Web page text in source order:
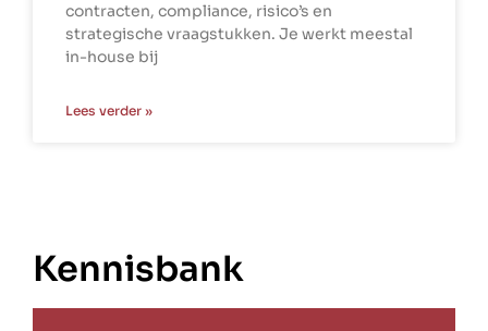
contracten, compliance, risico’s en
strategische vraagstukken. Je werkt meestal
in-house bij
Lees verder »
Kennisbank